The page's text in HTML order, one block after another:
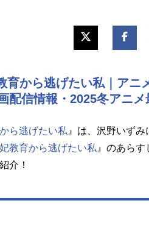
声優記事一覧
育から逃げたい私｜アニ
配信情報・2025冬アニ
ら逃げたい私 』は、沢野いずみ
妃教育から逃げたい私 』のあら
介！